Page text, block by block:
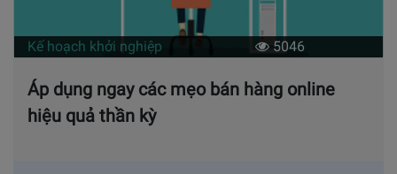
Kế hoạch khởi nghiệp 5046
Áp dụng ngay các mẹo bán hàng online
hiệu quả thần kỳ